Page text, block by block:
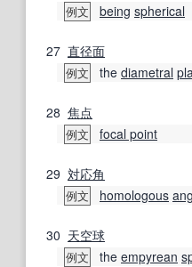
例文 being spherical
27 直径面
例文 the diametral
28 焦点
例文 focal point
29 対応角
例文 homologous
30 天空球
例文 the empyrean